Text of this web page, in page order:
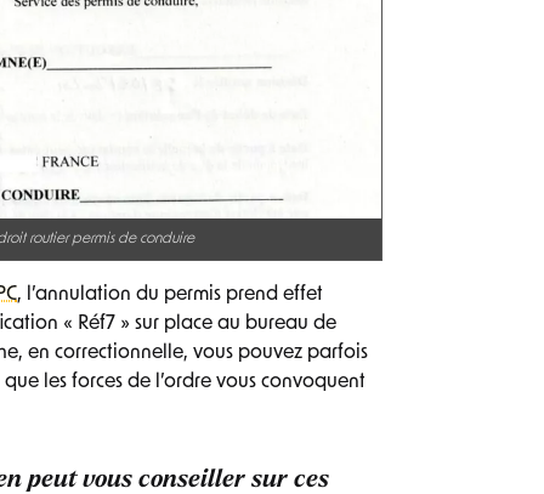
routier permis de conduire
, l’annulation du permis prend effet
« Réf7 » sur place au bureau de
en correctionnelle, vous pouvez parfois
les forces de l’ordre vous convoquent
peut vous conseiller sur ces